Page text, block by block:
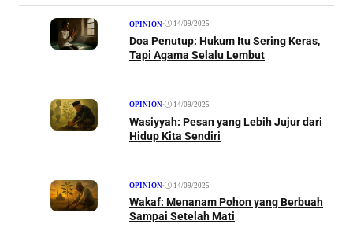
OPINION• 14/09/2025
Doa Penutup: Hukum Itu Sering Keras,
Tapi Agama Selalu Lembut
OPINION• 14/09/2025
Wasiyyah: Pesan yang Lebih Jujur dari
Hidup Kita Sendiri
OPINION• 14/09/2025
Wakaf: Menanam Pohon yang Berbuah
Sampai Setelah Mati